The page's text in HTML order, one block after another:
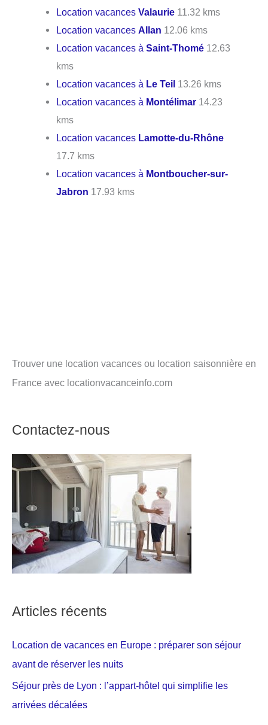
Location vacancesValaurie 11.32 kms
Location vacancesAllan 12.06 kms
Location vacances àSaint-Thomé 12.63
kms
Location vacances à Le Teil 13.26 kms
Location vacances à Montélimar 14.23
kms
Location vacances Lamotte-du-Rhône
17.7 kms
Location vacances à Montboucher-sur-
Jabron 17.93 kms
Trouver une location vacances ou location saisonnière en
France avec locationvacanceinfo.com
Contactez-nous
Articles récents
Location de vacances en Europe : préparer son séjour
avant de réserver les nuits
Séjour près de Lyon : l’appart-hôtel qui simplifie les
arrivées décalées